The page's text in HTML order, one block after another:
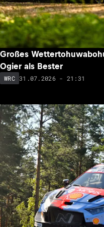
Großes
Ogier als Bester
WRC 31.07.2026 - 21:31